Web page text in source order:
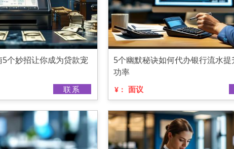
个妙招让你成为贷款宠
联系
5个幽默秘诀如何代办银行流水
功率
¥： 面议